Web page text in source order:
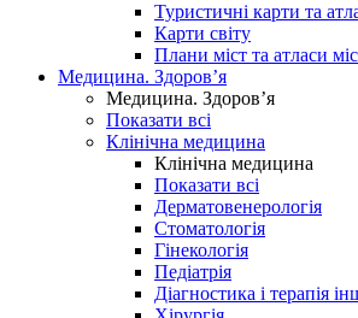
Туристичні карти та
Карти світу
Плани міст та атласи
Медицина. Здоров’я
Медицина. Здоров’я
Показати всі
Клінічна медицина
Клінічна медицина
Показати всі
Дерматовенерологія
Стоматологія
Гінекологія
Педіатрія
Діагностика і терапія